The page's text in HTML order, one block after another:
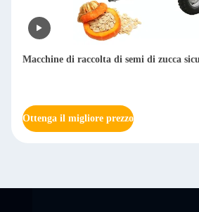
Macchine di raccolta di semi di zucca
Ottenga il migliore prezzo